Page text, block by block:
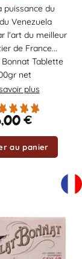
puissance du
Venezuela
l'art du meilleur
de France...
Tablette
net
plus
€
au panier